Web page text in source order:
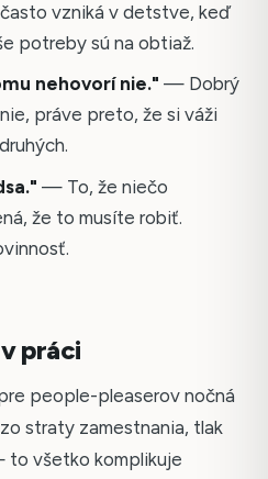
vzniká v detstve, keď
potreby sú na obtiaž.
nehovorí nie." — Dobrý
práve preto, že si váži
— To, že niečo
že to musíte robiť.
práci
people-pleaserov nočná
straty zamestnania, tlak
všetko komplikuje